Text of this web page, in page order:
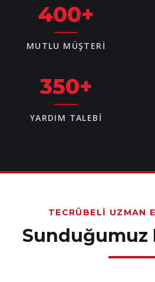
400+
MUTLU MÜŞTERI
350+
YARDIM TALEBI
TECRÜBELI UZMAN
Sunduğumuz